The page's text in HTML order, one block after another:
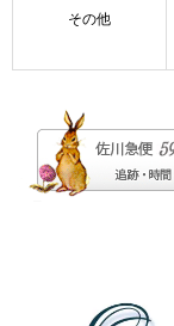
その他